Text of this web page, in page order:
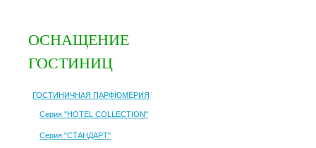
ОСНАЩЕНИЕ
ГОСТИНИЦ
ГОСТИНИЧНАЯ ПАРФЮМЕРИЯ
Серия "HOTEL COLLECTION"
Серия "СТАНДАРТ"